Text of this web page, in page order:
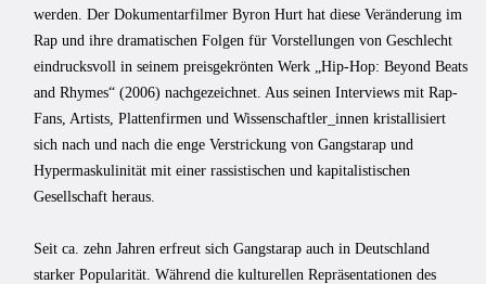
werden. Der Dokumentarfilmer Byron Hurt hat diese Veränderung im
Rap und ihre dramatischen Folgen für Vorstellungen von Geschlecht
eindrucksvoll in seinem preisgekrönten Werk „Hip-Hop: Beyond Beats
and Rhymes“ (2006) nachgezeichnet. Aus seinen Interviews mit Rap-
Fans, Artists, Plattenfirmen und Wissenschaftler_innen kristallisiert
sich nach und nach die enge Verstrickung von Gangstarap und
Hypermaskulinität mit einer rassistischen und kapitalistischen
Gesellschaft heraus.
Seit ca. zehn Jahren erfreut sich Gangstarap auch in Deutschland
starker Popularität. Während die kulturellen Repräsentationen des